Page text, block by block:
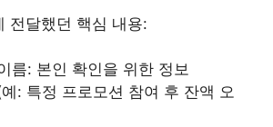
전달했던 핵심 내용:
름: 본인 확인을 위한 정보
: 특정 프로모션 참여 후 잔액 오